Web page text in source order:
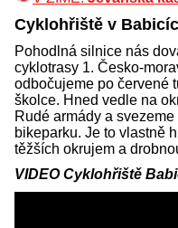
Cyklohřiště v
Pohodlná silnice nás
cyklotrasy 1. Česko-
odbočujeme po červené
školce. Hned vedle na
Rudé armády a svezeme
bikeparku. Je to vlastně
těžších okrujem a
VIDEO Cyklohřiště